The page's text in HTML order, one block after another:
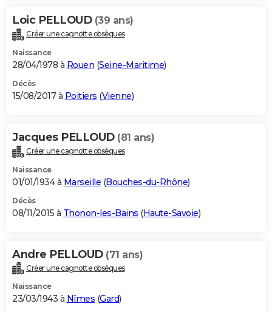
Bricolage
Lifestyle
Culture
Sport
Auto
Television
Voyage
Cinema
Loic PELLOUD (39 ans)
Créer une cagnotte obsèques
Naissance
28/04/1978 à Rouen (Seine-Maritime)
Décès
15/08/2017 à Poitiers (Vienne)
Jacques PELLOUD (81 ans)
Créer une cagnotte obsèques
Naissance
01/01/1934 à Marseille (Bouches-du-Rhône)
Décès
08/11/2015 à Thonon-les-Bains (Haute-Savoie)
Andre PELLOUD (71 ans)
Créer une cagnotte obsèques
Naissance
23/03/1943 à Nîmes (Gard)